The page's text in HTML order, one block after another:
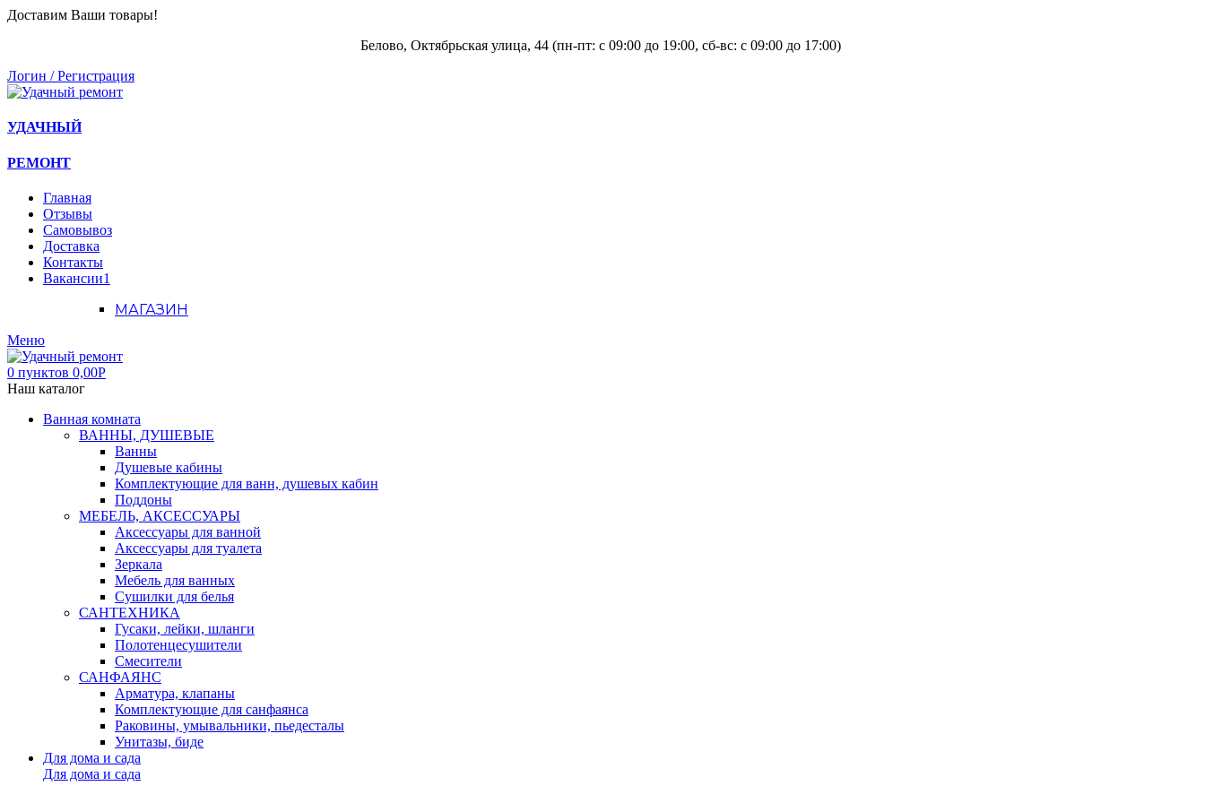
Доставим Ваши товары!
Белово, Октябрьская улица, 44 (пн-пт: с 09:00 до 19:00, сб-вс: с 09:00 до 17:00)
Логин / Регистрация
УДАЧНЫЙ
РЕМОНТ
Главная
Отзывы
Самовывоз
Доставка
Контакты
Вакансии1
МАГАЗИН
Меню
0 пунктов 0,00Р
Наш каталог
Ванная комната
ВАННЫ, ДУШЕВЫЕ
Ванны
Душевые кабины
Комплектующие для ванн, душевых кабин
Поддоны
МЕБЕЛЬ, АКСЕССУАРЫ
Аксессуары для ванной
Аксессуары для туалета
Зеркала
Мебель для ванных
Сушилки для белья
САНТЕХНИКА
Гусаки, лейки, шланги
Полотенцесушители
Смесители
САНФАЯНС
Арматура, клапаны
Комплектующие для санфаянса
Раковины, умывальники, пьедесталы
Унитазы, биде
Для дома и сада
Для дома и сада